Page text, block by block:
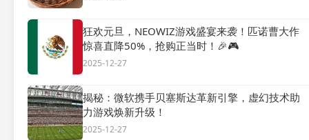
狂欢元旦，NEOWIZ游戏盛宴来袭！匹诺曹大作
惊喜直降50%，抢购正当时！🎉🎮
2025-12-27
揭秘：微软携手贝塞斯达革新引擎，虚幻技术助
力游戏焕新升级！
2025-12-27